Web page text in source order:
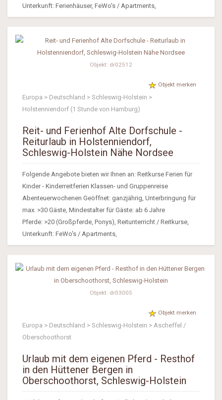
Unterkunft: Ferienhäuser, FeWo's / Apartments,
Objekt: dr02512
Objekt merken
Europa > Deutschland > Schleswig-Holstein >
Holstenniendorf (1 Stunde von Hamburg)
Reit- und Ferienhof Alte Dorfschule -
Reiturlaub in Holstenniendorf,
Schleswig-Holstein Nähe Nordsee
Folgende Angebote bieten wir Ihnen an: Reitkurse Ferien für
Kinder - Kinderreitferien Klassen- und Gruppenreise
Abenteuerwochenen Geöffnet: ganzjährig, Unterbringung für
max. >30 Gäste, Mindestalter für Gäste: ab 6 Jahre
Pferde: >20 (Großpferde, Ponys), Reitunterricht / Reitkurse,
Unterkunft: FeWo's / Apartments,
Objekt: dr03005
Objekt merken
Europa > Deutschland > Schleswig-Holstein > Ascheffel /
Oberschoothorst
Urlaub mit dem eigenen Pferd - Resthof
in den Hüttener Bergen in
Oberschoothorst, Schleswig-Holstein